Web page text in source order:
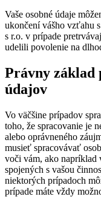
Vaše osobné údaje
ukončení vášho vzťahu
s r.o. v prípade
udelili povolenie na
Právny základ
údajov
Vo väčšine prípadov
toho, že spracovanie je
alebo oprávneného
musieť spracovávať
voči vám, ako napríklad
spojených s vašou
niektorých prípadoch
prípade máte vždy